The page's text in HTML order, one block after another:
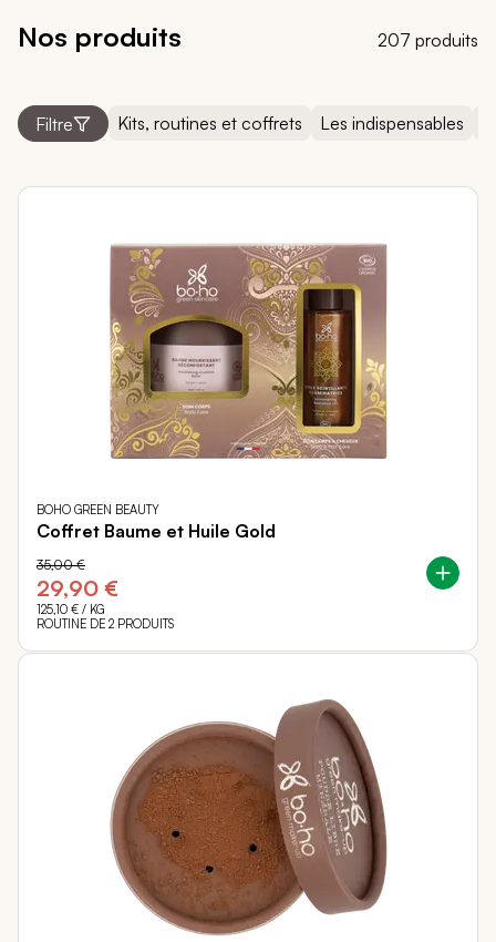
207 produits
Nos produits
Filtre Kits, routines et coffrets Les indispensables
BOHO GREEN BEAUTY
Coffret Baume et Huile Gold
29,90 €
35,00 €
125,10 € / KG
ROUTINE DE 2 PRODUITS